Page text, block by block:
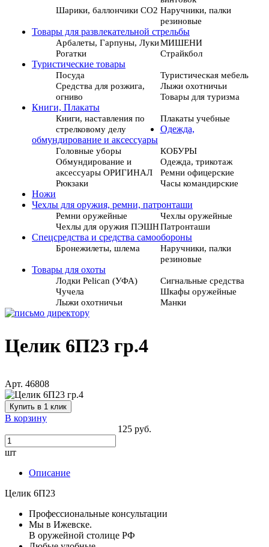
Шарики, баллончики СО2 Наручники, палки
резиновые
Товары для развлекательной стрельбы
Арбалеты, Гарпуны, ЛукиМИШЕНИ
Рогатки
Страйкбол
Туристические товары
Посуда
Туристическая мебель
Средства для розжига,
огниво
Лыжи охотничьи
Товары для туризма
Книги, Плакаты
Книги, наставления по
стрелковому делу
Плакаты учебные
Одежда,
обмундирование и аксессуары
Головные уборы
КОБУРЫ
Обмундирование и
аксессуары ОРИГИНАЛ
Одежда, трикотаж
Ремни офицерские
Рюкзаки
Часы командирские
Ножи
Чехлы для оружия, ремни, патронташи
Ремни оружейные
Чехлы оружейные
Чехлы для оружия ПЭШНПатронташи
Спецсредства и средства самообороны
Бронежилеты, шлема
Наручники, палки
резиновые
Товары для охоты
Лодки Pelican (УФА)
Сигнальные средства
Чучела
Шкафы оружейные
Лыжи охотничьи
Манки
Целик 6П23 гр.4
Арт. 46808
Купить в 1 клик
В корзину
125 руб.
шт
Описание
Целик 6П23
Профессиональные консультации
Мы в Ижевске.
В оружейной столице РФ